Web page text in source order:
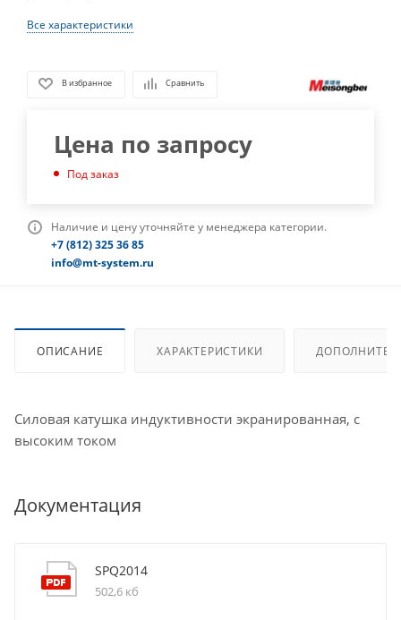
Все характеристики
В избранное Сравнить
Цена по запросу
Под заказ
Наличие и цену уточняйте у менеджера категории.
+7 (812) 325 36 85
info@mt-system.ru
ОПИСАНИЕ ХАРАКТЕРИСТИКИ
Силовая катушка индуктивности экранированная, с
высоким током
Документация
SPQ2014
502,6 кб